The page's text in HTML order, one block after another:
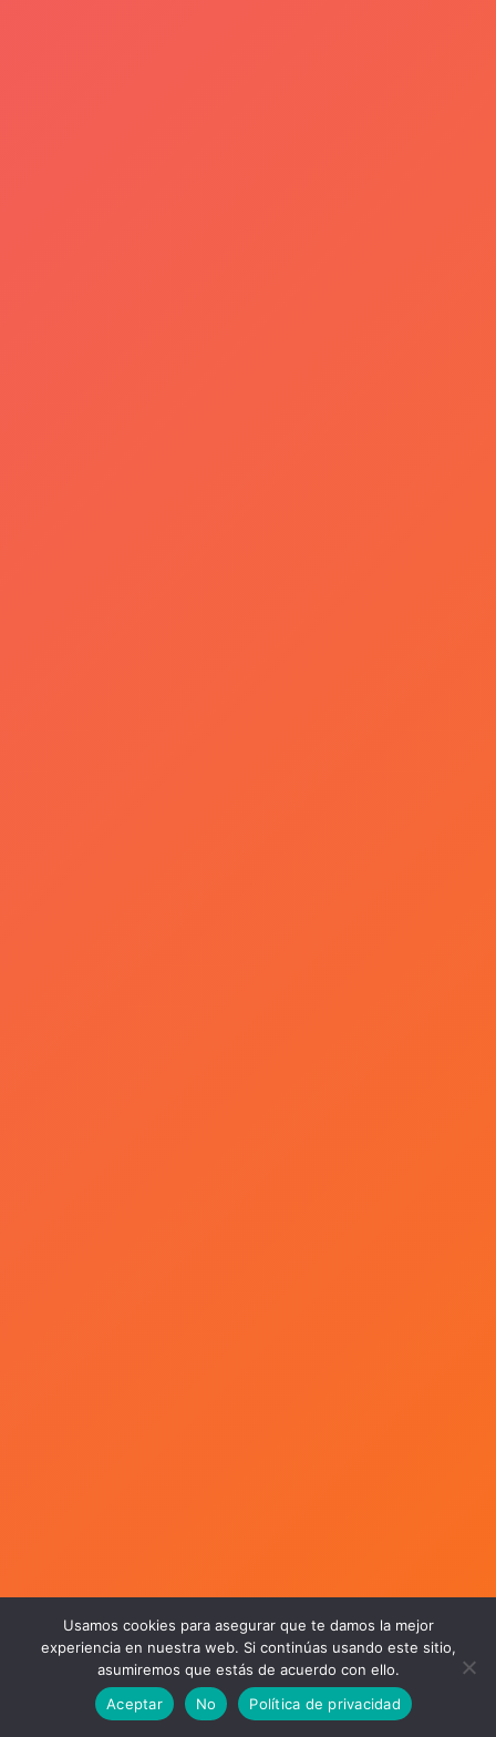
Usamos cookies para asegurar que te damos la mejor
experiencia en nuestra web. Si continúas usando este sitio,
asumiremos que estás de acuerdo con ello.
Aceptar
No Política de privacidad